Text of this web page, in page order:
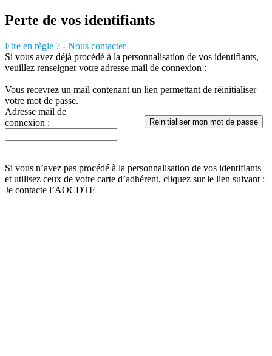
Perte de vos identifiants
Etre en règle ? - Nous contacter
Si vous avez déjà procédé à la personnalisation de vos identifiants,
veuillez renseigner votre adresse mail de connexion :
Vous recevrez un mail contenant un lien permettant de réinitialiser
votre mot de passe.
Adresse mail de
connexion :
Reinitialiser mon mot de passe
Si vous n’avez pas procédé à la personnalisation de vos identifiants
et utilisez ceux de votre carte d’adhérent, cliquez sur le lien suivant :
Je contacte l’AOCDTF